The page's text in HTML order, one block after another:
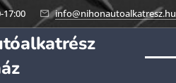
17:00 info@nihonautoalkatresz.hu